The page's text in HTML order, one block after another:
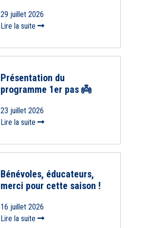
29 juillet 2026
Lire la suite
Présentation du
programme 1er pas 👼
23 juillet 2026
Lire la suite
Bénévoles, éducateurs,
merci pour cette saison !
16 juillet 2026
Lire la suite